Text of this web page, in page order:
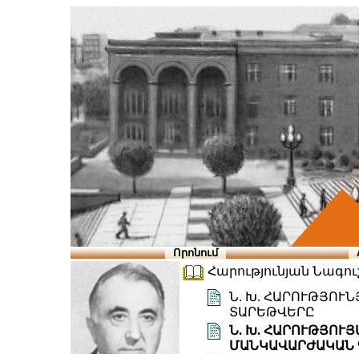
Որոնում
Հարությունյան
Ն. Խ.
ՏԱՐԵԹՎԵՐԸ
Ն. Խ.
ՄԱՆԿԱՎԱՐԺԱԿԱՆ